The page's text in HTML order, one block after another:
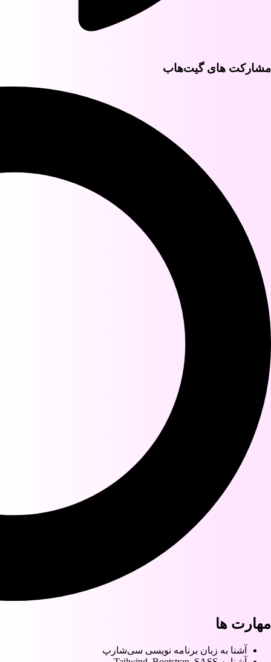
مشارکت‌ های گیت‌هاب
مهارت ها
آشنا به زبان برنامه نویسی سی‌شارپ